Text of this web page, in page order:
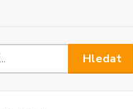
Hledat